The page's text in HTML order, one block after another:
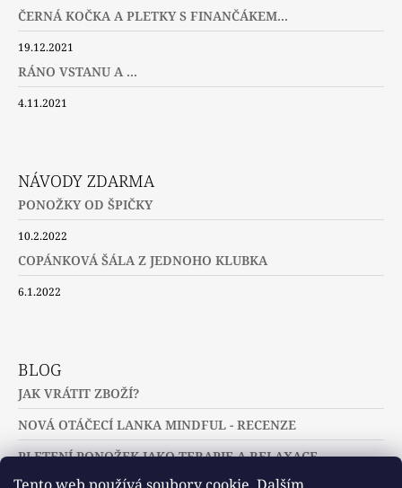
ČERNÁ KOČKA A PLETKY S FINANČÁKEM...
19.12.2021
RÁNO VSTANU A ...
4.11.2021
NÁVODY ZDARMA
PONOŽKY OD ŠPIČKY
10.2.2022
COPÁNKOVÁ ŠÁLA Z JEDNOHO KLUBKA
6.1.2022
BLOG
JAK VRÁTIT ZBOŽÍ?
NOVÁ OTÁČECÍ LANKA MINDFUL - RECENZE
PLETENÍ PONOŽEK JAKO TERAPIE A RELAXACE